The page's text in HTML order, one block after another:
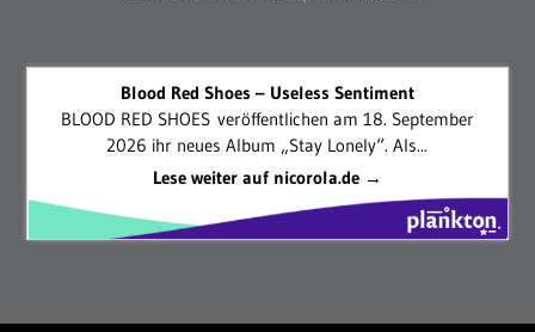
Blood Red Shoes – Useless Sentiment
BLOOD RED SHOES veröffentlichen am 18. September
2026 ihr neues Album „Stay Lonely“. Als...
Lese weiter auf nicorola.de →